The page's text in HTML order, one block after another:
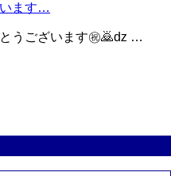
ます…
うございます㊗️🙇ǳ …